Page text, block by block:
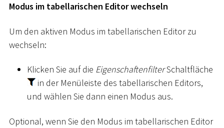
Modus im tabellarischen Editor wechseln
Um den aktiven Modus im tabellarischen Editor zu
wechseln:
Klicken Sie auf die EigenschaftenfilterSchaltfläche
in der Menüleiste des tabellarischen Editors,
und wählen Sie dann einen Modus aus.
Optional, wenn Sie den Modus im tabellarischen Editor